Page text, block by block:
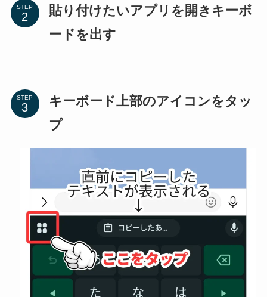
STEP
貼り付けたいアプリを開きキーボ
ードを出す
STEP
キーボード上部のアイコンをタッ
プ